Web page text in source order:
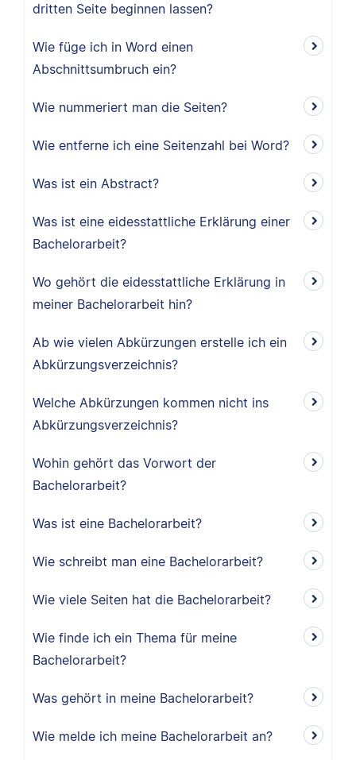
dritten Seite beginnen lassen?
Wie füge ich in Word einen
Abschnittsumbruch ein?
Wie nummeriert man die Seiten?
Wie entferne ich eine Seitenzahl bei Word?
Was ist ein Abstract?
Was ist eine eidesstattliche Erklärung einer
Bachelorarbeit?
Wo gehört die eidesstattliche Erklärung in
meiner Bachelorarbeit hin?
Ab wie vielen Abkürzungen erstelle ich ein
Abkürzungsverzeichnis?
Welche Abkürzungen kommen nicht ins
Abkürzungsverzeichnis?
Wohin gehört das Vorwort der
Bachelorarbeit?
Was ist eine Bachelorarbeit?
Wie schreibt man eine Bachelorarbeit?
Wie viele Seiten hat die Bachelorarbeit?
Wie finde ich ein Thema für meine
Bachelorarbeit?
Was gehört in meine Bachelorarbeit?
Wie melde ich meine Bachelorarbeit an?